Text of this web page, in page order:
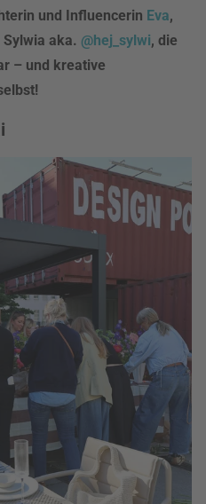
und Influencerin Eva,
Sylwia aka. @hej_sylwi, die
– und kreative